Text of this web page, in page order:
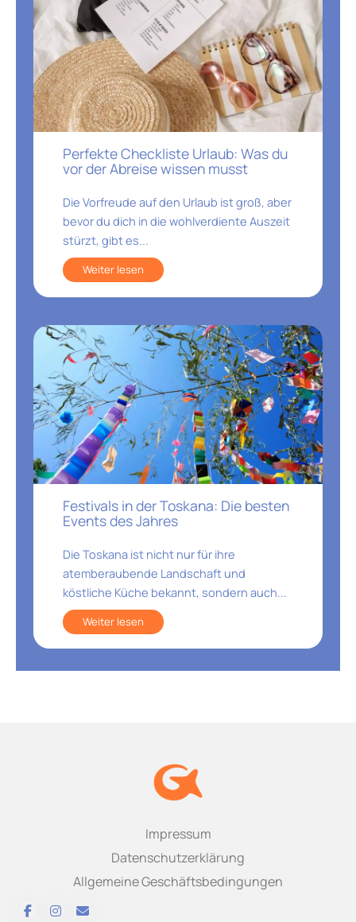
Perfekte Checkliste Urlaub: Was du
vor der Abreise wissen musst
Die Vorfreude auf den Urlaub ist groß, aber
bevor du dich in die wohlverdiente Auszeit
stürzt, gibt es...
Weiter lesen
Festivals in der Toskana: Die besten
Events des Jahres
Die Toskana ist nicht nur für ihre
atemberaubende Landschaft und
köstliche Küche bekannt, sondern auch...
Weiter lesen
Impressum
Datenschutzerklärung
Allgemeine Geschäftsbedingungen